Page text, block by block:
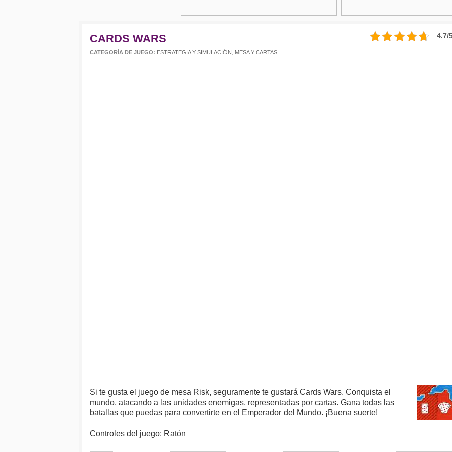
4.7/
CARDS WARS
CATEGORÍA DE JUEGO: ESTRATEGIA Y SIMULACIÓN MESA Y CARTAS
Si te gusta el juego de mesa Risk, seguramente te gustará Cards Wars. Conquista el
mundo, atacando a las unidades enemigas, representadas por cartas. Gana todas las
batallas que puedas para convertirte en el Emperador del Mundo. ¡Buena suerte!
Controles del juego: Ratón